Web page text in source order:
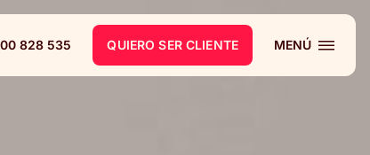
828 535 QUIERO SER CLIENTE MENÚ